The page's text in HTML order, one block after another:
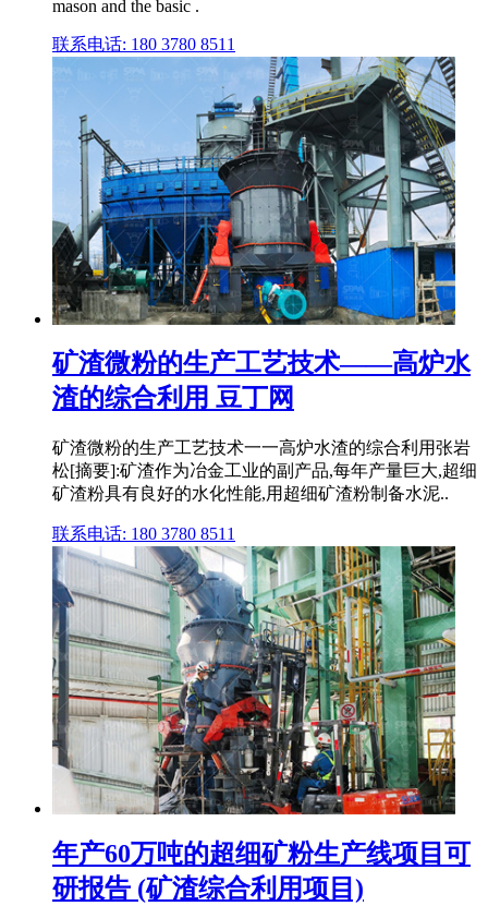
mason and the basic .
联系电话: 180 3780 8511
矿渣微粉的生产工艺技术——高炉水
渣的综合利用 豆丁网
矿渣微粉的生产工艺技术一一高炉水渣的综合利用张岩
松[摘要]:矿渣作为冶金工业的副产品,每年产量巨大,超细
矿渣粉具有良好的水化性能,用超细矿渣粉制备水泥..
联系电话: 180 3780 8511
年产60万吨的超细矿粉生产线项目可
研报告 (矿渣综合利用项目)